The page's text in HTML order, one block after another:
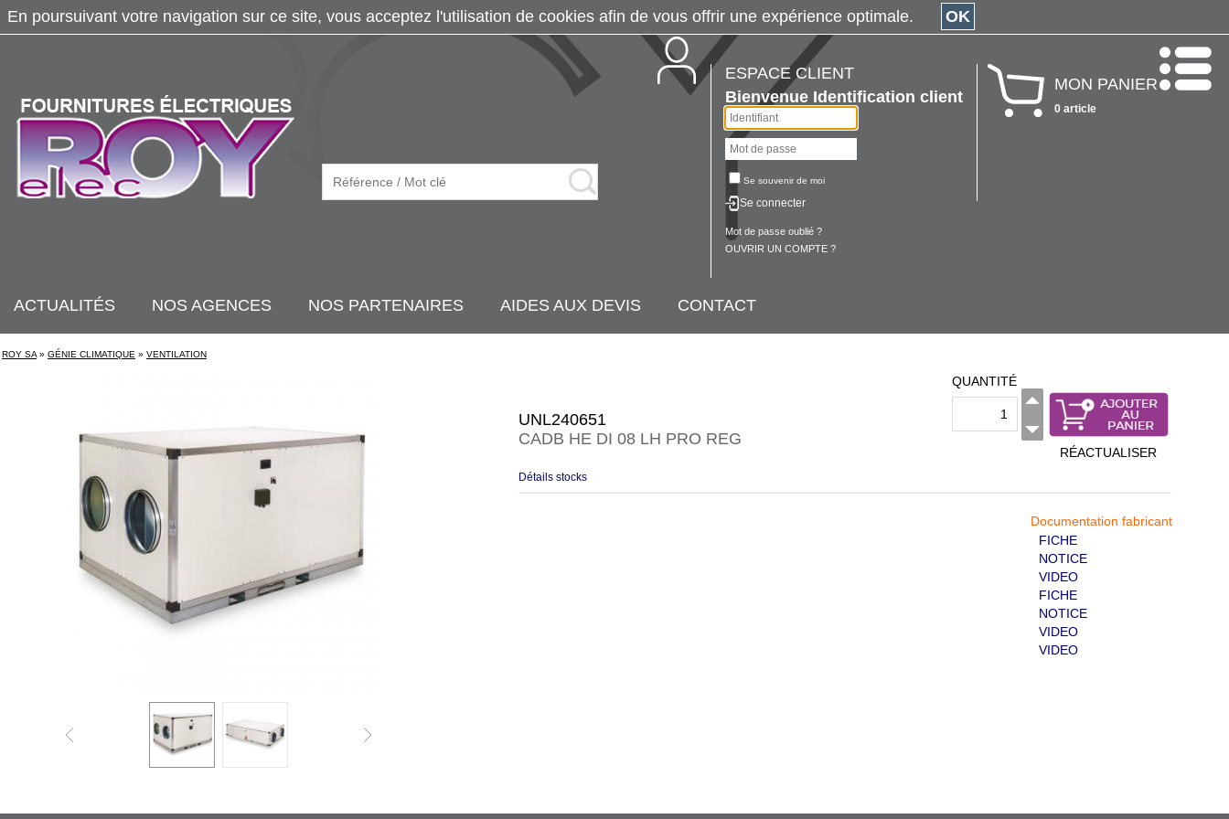
ESPACE CLIENT
Bienvenue Identification client
Se souvenir de moi
Se connecter
Mot de passe oublié ?
OUVRIR UN COMPTE ?
MON PANIER
0 article
ACTUALITÉS NOS AGENCES NOS PARTENAIRES AIDES AUX DEVIS CONTACT
ROY SA » GÉNIE CLIMATIQUE » VENTILATION
UNL240651
CADB HE DI 08 LH PRO REG
QUANTITÉ
RÉACTUALISER
Détails stocks
Documentation fabricant
FICHE
NOTICE
VIDEO
FICHE
NOTICE
VIDEO
VIDEO
En poursuivant votre navigation sur ce site, vous acceptez l'utilisation de cookies afin de vous offrir une expérience optimale. OK